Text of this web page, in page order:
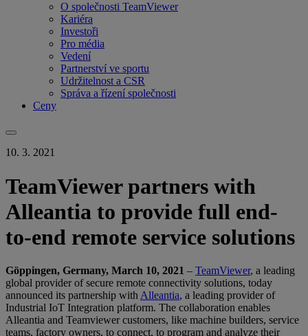
O společnosti TeamViewer
Kariéra
Investoři
Pro média
Vedení
Partnerství ve sportu
Udržitelnost a CSR
Správa a řízení společnosti
Ceny
10. 3. 2021
TeamViewer partners with
Alleantia to provide full end-
to-end remote service solutions
Göppingen, Germany, March 10, 2021 – TeamViewer, a leading
global provider of secure remote connectivity solutions, today
announced its partnership with Alleantia, a leading provider of
Industrial IoT Integration platform. The collaboration enables
Alleantia and Teamviewer customers, like machine builders, service
teams, factory owners, to connect, to program and analyze their